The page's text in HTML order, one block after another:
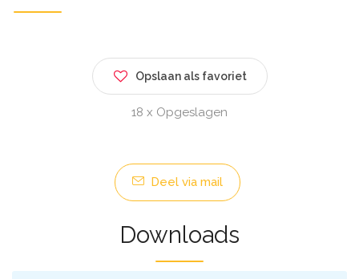
Opslaan als favoriet
18 x Opgeslagen
Deel via mail
Downloads